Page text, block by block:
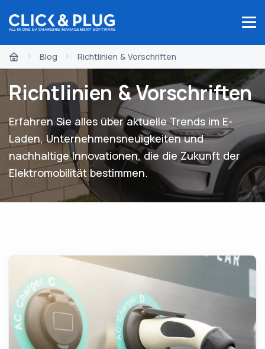
Blog Richtlinien & Vorschriften
Richtlinien & Vorschriften
Erfahren Sie alles über aktuelle Trends im E-
Laden, Unternehmensneuigkeiten und
nachhaltige Innovationen, die die Zukunft der
Elektromobilität bestimmen.